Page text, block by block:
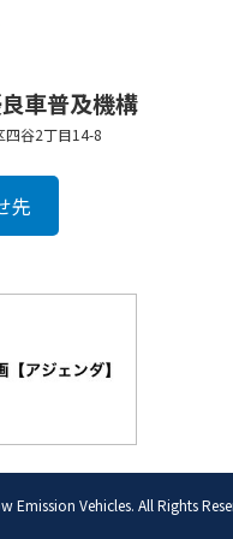
車普及機構
谷2丁目14-8
先
Vehicles. All Rights